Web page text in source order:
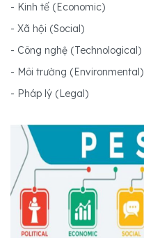
- Kinh tế (Economic)
- Xã hội (Social)
- Công nghệ (Technological)
- Môi trường (Environmental)
- Pháp lý (Legal)